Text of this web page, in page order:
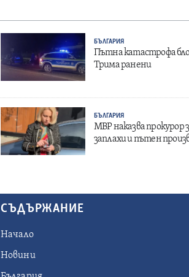
БЪЛГАРИЯ
Пътна катастрофа
Трима ранени
БЪЛГАРИЯ
МВР наказва прокурор
заплахи и пътен
СЪДЪРЖАНИЕ
Начало
Новини